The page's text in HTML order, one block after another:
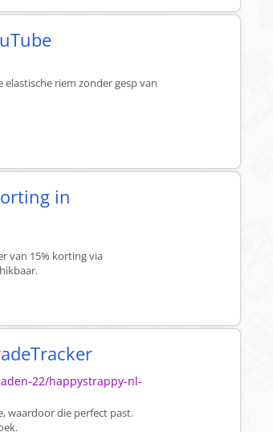
riem zonder gesp van
in
van 15% korting via
22/happystrappy-nl-
waardoor die perfect past.